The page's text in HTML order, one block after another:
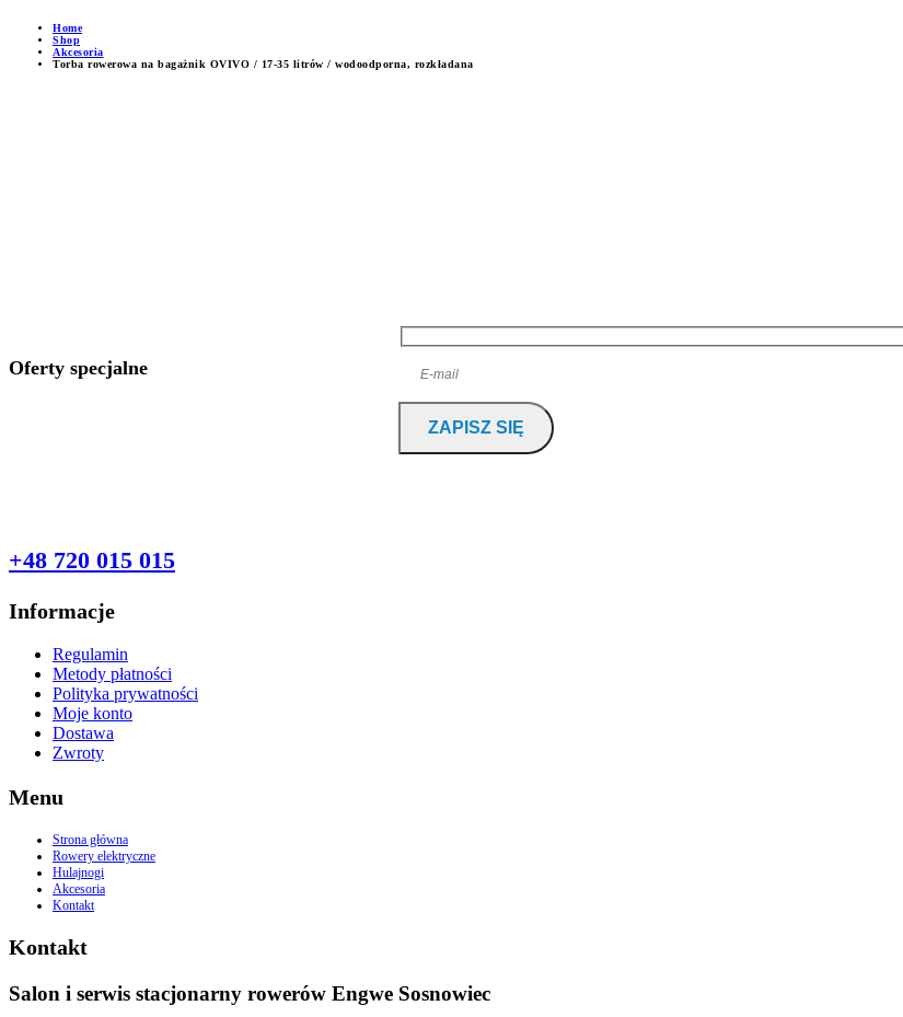
Home
Shop
Akcesoria
Torba rowerowa na bagażnik OVIVO / 17-35 litrów / wodoodporna, rozkładana
Oferty specjalne
+48 720 015 015
Informacje
Regulamin
Metody płatności
Polityka prywatności
Moje konto
Dostawa
Zwroty
Menu
Strona główna
Rowery elektryczne
Hulajnogi
Akcesoria
Kontakt
Kontakt
Salon i serwis stacjonarny rowerów Engwe Sosnowiec